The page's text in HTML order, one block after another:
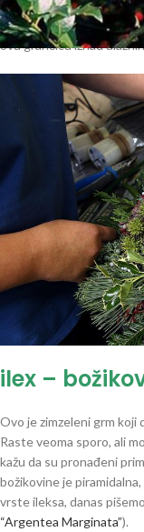
grm. Možda niste na to
budete išli u prazničnu
ovu grančicu iznad
ilex –
Ovo je zimzeleni grm koji
Raste veoma sporo, ali
kažu da su pronađeni
božikovine je
vrste ileksa, danas
“Argentea Marginata”).